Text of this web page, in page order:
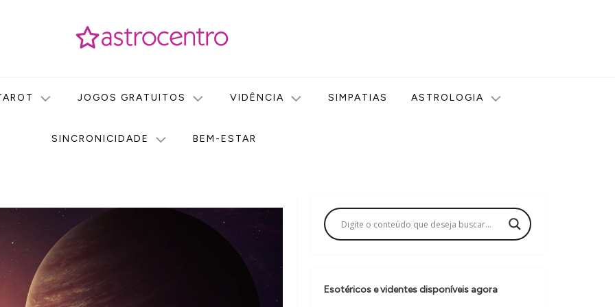
JOGOS GRATUITOS VIDÊNCIA SIMPATIAS ASTROLOGIA
SINCRONICIDADE BEM-ESTAR
Esotéricos e videntes disponíveis agora